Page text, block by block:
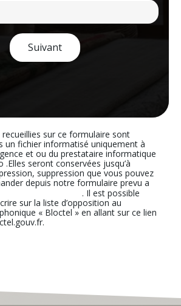
Suivant
sur ce formulaire sont
un fichier informatisé uniquement à
et ou du prestataire informatique
seront conservées jusqu’à
suppression que vous pouvez
depuis notre formulaire prevu a
. Il est possible
sur la liste d’opposition au
« Bloctel » en allant sur ce lien